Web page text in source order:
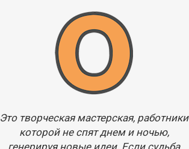
Это творческая мастерская, работники
которой не спят днем и ночью,
генерируя новые идеи. Если судьба